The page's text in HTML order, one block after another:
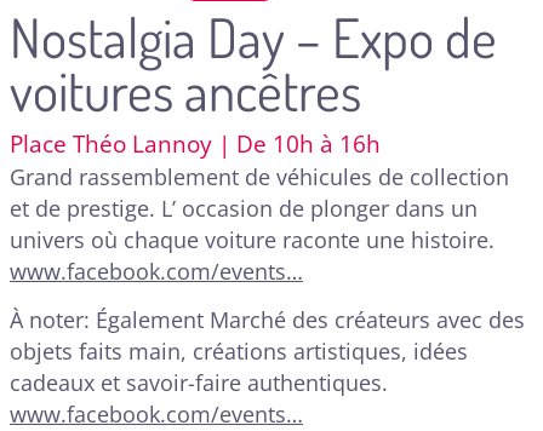
Nostalgia Day – Expo de
voitures ancêtres
Place Théo Lannoy | De 10h à 16h
Grand rassemblement de véhicules de collection
et de prestige. L’ occasion de plonger dans un
univers où chaque voiture raconte une histoire.
www.facebook.com/events…
À noter: Également Marché des créateurs avec des
objets faits main, créations artistiques, idées
cadeaux et savoir-faire authentiques.
www.facebook.com/events…